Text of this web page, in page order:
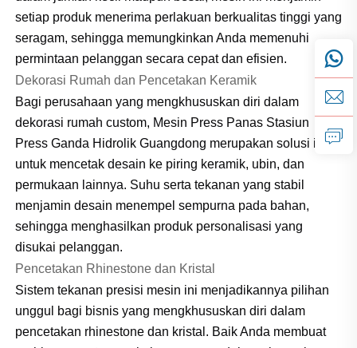
setiap produk menerima perlakuan berkualitas tinggi yang
seragam, sehingga memungkinkan Anda memenuhi
permintaan pelanggan secara cepat dan efisien.
Dekorasi Rumah dan Pencetakan Keramik
Bagi perusahaan yang mengkhususkan diri dalam
dekorasi rumah custom, Mesin Press Panas Stasiun
Press Ganda Hidrolik Guangdong merupakan solusi ideal
untuk mencetak desain ke piring keramik, ubin, dan
permukaan lainnya. Suhu serta tekanan yang stabil
menjamin desain menempel sempurna pada bahan,
sehingga menghasilkan produk personalisasi yang
disukai pelanggan.
Pencetakan Rhinestone dan Kristal
Sistem tekanan presisi mesin ini menjadikannya pilihan
unggul bagi bisnis yang mengkhususkan diri dalam
pencetakan rhinestone dan kristal. Baik Anda membuat